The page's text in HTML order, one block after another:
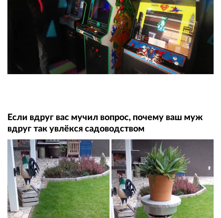
Если вдруг вас мучил вопрос, почему ваш муж
вдруг так увлёкся садоводством